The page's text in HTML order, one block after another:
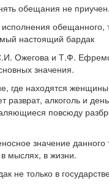
обещания не приучен.
обещанного,
настоящий бардак
Ожегова и Т.Ф.
значения.
где находятся женщины
разврат, алкоголь и
повсюду
значение
мыслях, в жизни.
не только в